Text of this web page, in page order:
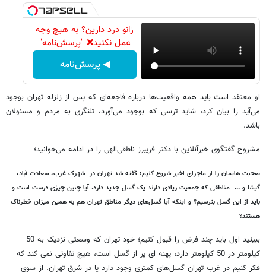
زانو درد دارین؟ به هیچ وجه
عمل نکنید❌ "پرسش‌نامه"
◀ پرسش‌نامه
او معتقد است باید همه واقعیت‌ها درباره فاجعه‌ای که پس از زلزله تهران بوجود
می‌آید را بیان کرد، شاید ترسی که بوجود می‌آورد، تلنگری به مردم و مسئولان
باشد.
مشروح گفتگوی خبرآنلاین با دکتر فریبرز ناطقی‌الهی را در ادامه می‌خوانید؛
صحبت هایمان را از ماجرای اخیر شروع کنیم؛ گفته شد تهران در شهرک غرب، سعادت آباد،
گیشا و ... مناطقی که جمعیت زیادی دارند یک گسل جدید دارد. آیا چنین چیزی درست است و
باید از این گسل بترسیم؟ و اینکه آیا گسل‌های دیگر مناطق تهران هم به همین میزان خطرناک
هستند؟
ببینید اول باید چند فرض را قبول کنیم؛ خود تهران که وسعتی نزدیک به 50
کیلومتر در 50 کیلومتر دارد، پهنه ای پر از گسل است، هیچ تفاوتی نمی کند که
فکر کنیم در غرب تهران گسل‌های کمتری وجود دارد یا در شرق تهران. از سوی